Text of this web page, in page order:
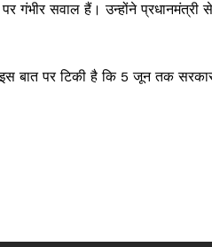
गंभीर सवाल हैं। उन्होंने प्रधानमंत्री से
बात पर टिकी है कि 5 जून तक